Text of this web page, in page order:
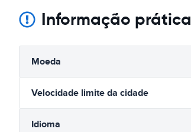
Informação prática
Moeda
Velocidade limite da cidade
Idioma